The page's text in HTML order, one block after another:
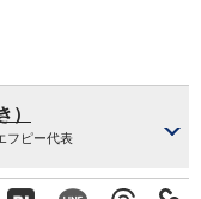
）
フピー代表